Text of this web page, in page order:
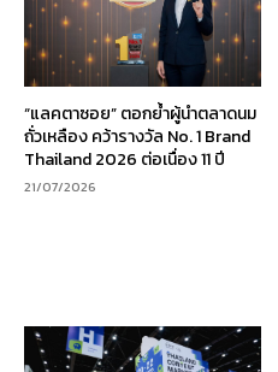
“แลคตาซอย” ตอกย้ำผู้นำตลาดนม
ถั่วเหลือง คว้ารางวัล No. 1 Brand
Thailand 2026 ต่อเนื่อง 11 ปี
21/07/2026